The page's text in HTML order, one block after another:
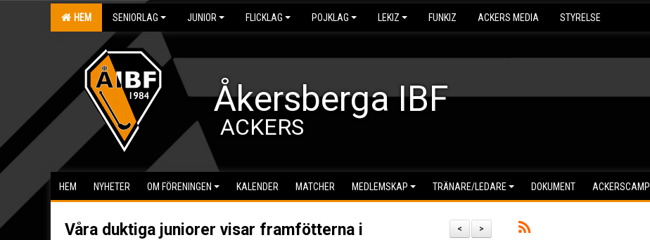
HEM SENIORLAG JUNIOR FLICKLAG POJKLAG LEKIZ FUNKIZ ACKERS MEDIA STYRELSE
Åkersberga IBF
ACKERS
HEM NYHETER OM FÖRENINGEN KALENDER MATCHER MEDLEMSKAP TRÄNARE/LEDARE DOKUMENT ACKERSCAMP
>
<
Våra duktiga juniorer visar framfötterna i